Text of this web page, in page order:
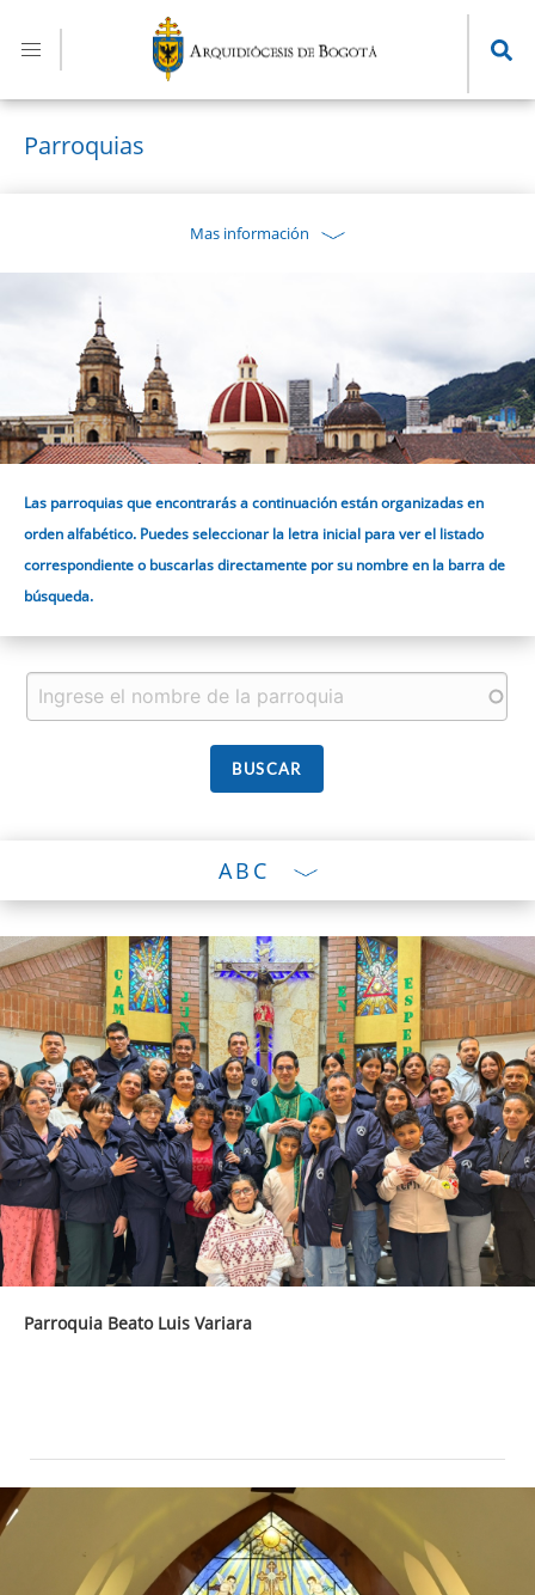
contenido
principal
Parroquias
Mas información
Las parroquias que encontrarás a continuación están organizadas en
orden alfabético. Puedes seleccionar la letra inicial para ver el listado
correspondiente o buscarlas directamente por su nombre en la barra de
búsqueda.
ABC
Parroquia Beato Luis Variara